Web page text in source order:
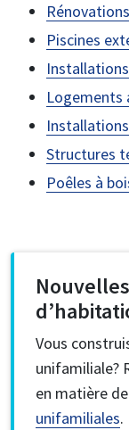
Piscines
Logements
Structures
Poêles à
Vous
unifamiliale?
en matière
unifamiliales.